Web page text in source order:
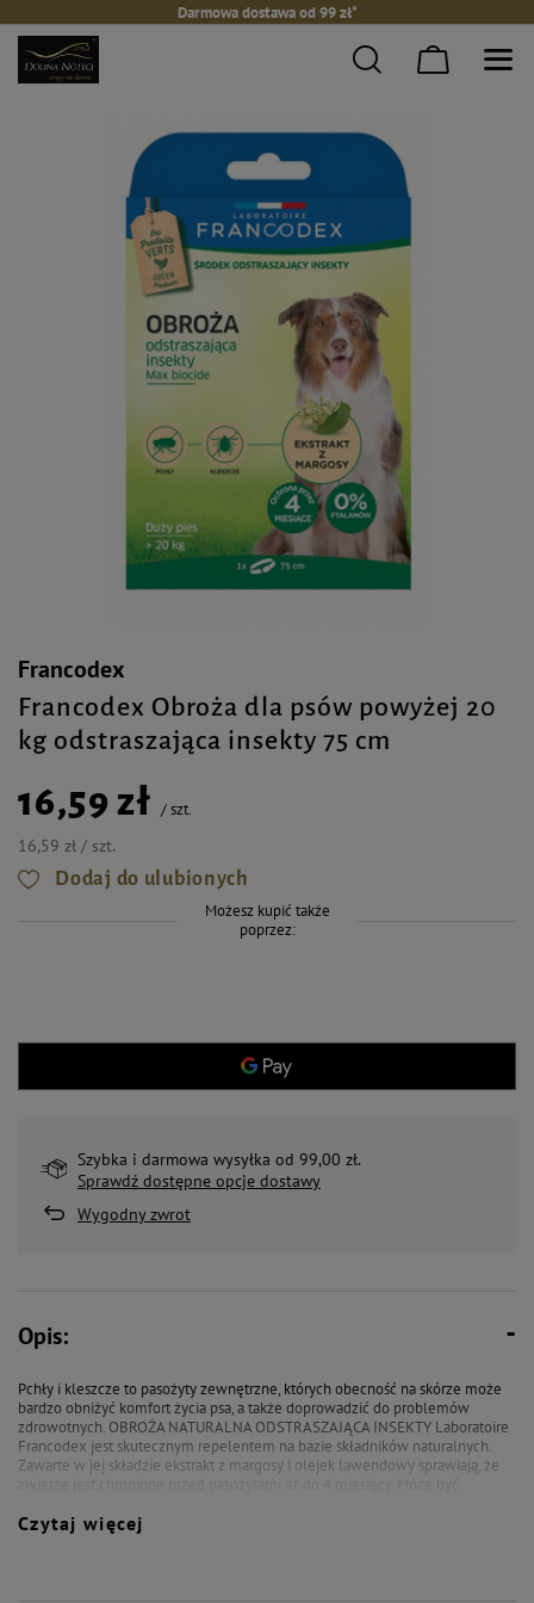
Darmowa dostawa od 99 zł*
Francodex
Francodex Obroża dla psów powyżej 20
kg odstraszająca insekty 75 cm
16,59 zł /szt.
16,59 zł / szt.
Dodaj do ulubionych
Możesz kupić także
poprzez:
Szybka i darmowa wysyłka od 99,00 zł.
Sprawdź dostępne opcje dostawy
Wygodny zwrot
Opis:
Pchły i kleszcze to pasożyty zewnętrzne, których obecność na skórze może
bardzo obniżyć komfort życia psa, a także doprowadzić do problemów
zdrowotnych. OBROŻA NATURALNA ODSTRASZAJĄCA INSEKTY Laboratoire
Francodex jest skutecznym repelentem na bazie składników naturalnych.
Zawarte w jej składzie ekstrakt z margosy i olejek lawendowy sprawiają, że
okresie laktacji.
Czytaj więcej